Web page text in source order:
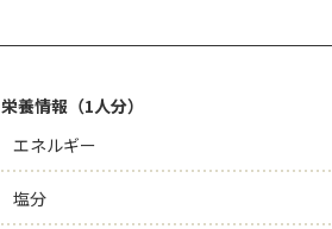
栄養情報（1人分）
エネルギー
塩分